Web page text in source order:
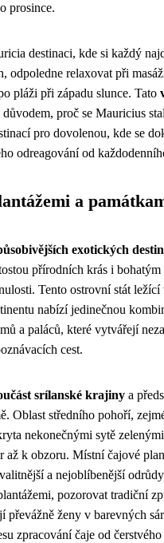
prosince.
destinaci, kde si každý
odpoledne relaxovat při
pláži při západu slunce. Tato
proč se Mauricius
pro dovolenou, kde se
odreagování od
a
exotických
přírodních krás i
Tento ostrovní stát
nabízí jedinečnou
a paláců, které vytvářejí
cest.
srílanské krajiny a
Oblast středního pohoří,
nekonečnými sytě
až k obzoru. Místní čajové
a nejoblíbenější
pozorovat tradiční
převážně ženy v barevných
zpracování čaje od